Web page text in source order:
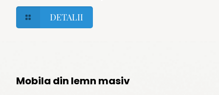
DETALII
Mobila din lemn masiv